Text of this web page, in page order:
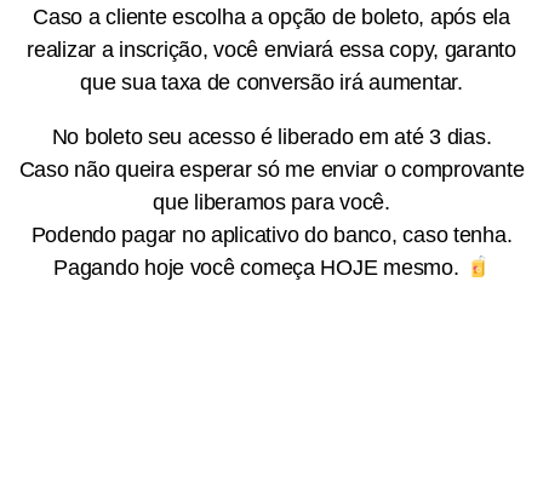
Caso a cliente escolha a opção de boleto, após ela
realizar a inscrição, você enviará essa copy, garanto
que sua taxa de conversão irá aumentar.
No boleto seu acesso é liberado em até 3 dias.
Caso não queira esperar só me enviar o comprovante
que liberamos para você.
Podendo pagar no aplicativo do banco, caso tenha.
Pagando hoje você começa HOJE mesmo.